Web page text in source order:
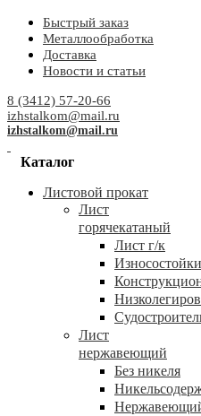
Быстрый заказ
Металлообработка
Доставка
Новости и статьи
8 (3412) 57-20-66
izhstalkom@mail.ru
izhstalkom@mail.ru
Каталог
Листовой прокат
Лист
горячекатаный
Лист г/к
Лист
нержавеющий
Без никеля